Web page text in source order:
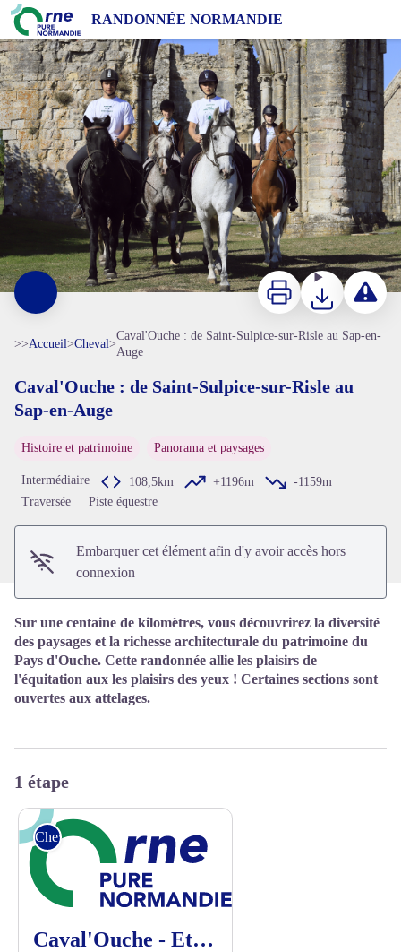
RANDONNÉE NORMANDIE
Caval'Ouche : de Saint-Sulpice-sur-Risle au Sap-en-Auge
Voir l'image en plein écran
ImprimerTéléchargerSignaler
>>Accueil>Cheval>
Caval'Ouche : de Saint-Sulpice-sur-Risle au Sap-en-
Auge
Caval'Ouche : de Saint-Sulpice-sur-Risle au
Sap-en-Auge
Histoire et patrimoine Panorama et paysages
Intermédiaire 108,5km +1196m
-1159m
Traversée
Piste équestre
Embarquer cet élément afin d'y avoir accès hors
connexion
Sur une centaine de kilomètres, vous découvrirez la diversité
des paysages et la richesse architecturale du patrimoine du
Pays d'Ouche. Cette randonnée allie les plaisirs de
l'équitation aux les plaisirs des yeux ! Certaines sections sont
ouvertes aux attelages.
1 étape
Cheval
Caval'Ouche - Etape 1 : de St-Sulpice-sur-Risle à St-Michel-Tuboeuf